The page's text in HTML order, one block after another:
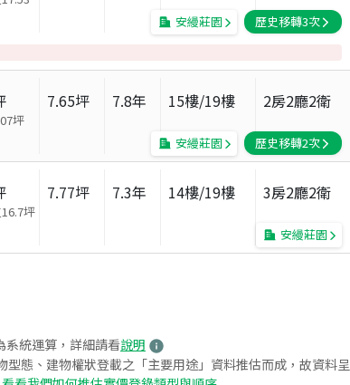
安縵莊園 歷史移轉3次
坪
7.65坪 7.8年 15樓/19樓 2房2廳2衛
安縵莊園 歷史移轉2次
16.7坪
7.77坪 7.3年 14樓/19樓 3房2廳2衛
安縵莊園
系統運算，詳細請看說明
態、建物權狀登載之「主要用途」資料推估而成，故資料呈